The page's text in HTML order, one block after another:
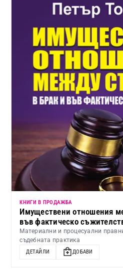
КНИГИ В ПРОДАЖБА
Имуществени отношения
във фактическо
Материални и процесуални
съдебната практика
ДЕТАЙЛИ ДОБАВИ